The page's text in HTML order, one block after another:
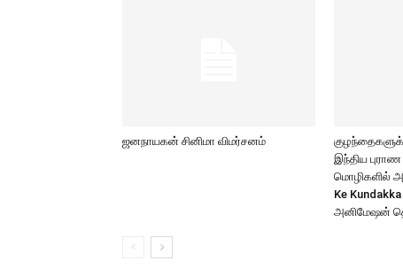
ஜனநாயகன் சினிமா விமர்சனம்
இந்திய
மொழிகளில்
Ke
அனிமேஷன்